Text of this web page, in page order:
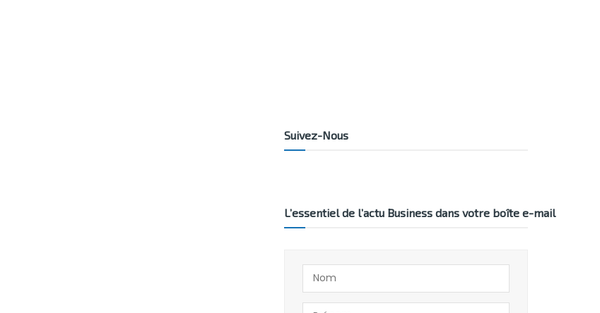
Suivez-Nous
L’essentiel de l’actu Business dans votre boîte e-mail